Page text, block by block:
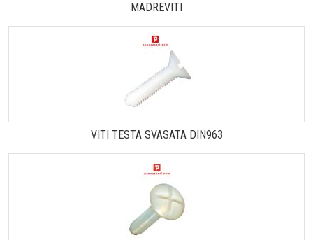
MADREVITI
VITI TESTA SVASATA DIN963